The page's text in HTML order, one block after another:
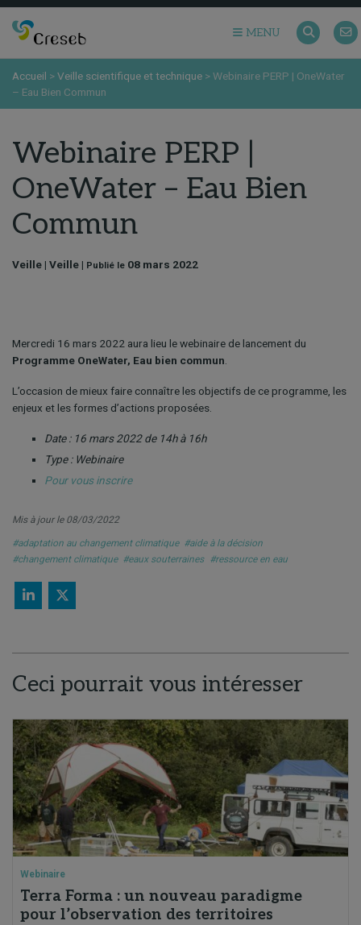
MENU
Accueil >Veille scientifique et technique >Webinaire PERP | OneWater
– Eau Bien Commun
Webinaire PERP |
OneWater – Eau Bien
Commun
Veille | Veille | Publié le 08 mars 2022
Mercredi 16 mars 2022 aura lieu le webinaire de lancement du
Programme OneWater, Eau bien commun
L’occasion de mieux faire connaître les objectifs de ce programme, les
enjeux et les formes d’actions proposées.
Date : 16 mars 2022 de 14h à 16h
Type : Webinaire
Pour vous inscrire
Mis à jour le 08/03/2022
#adaptation au changement climatique #aide à la décision
#changement climatique #eaux souterraines #ressource en eau
Ceci pourrait vous intéresser
Webinaire
Terra Forma : un nouveau paradigme
pour l’observation des territoires